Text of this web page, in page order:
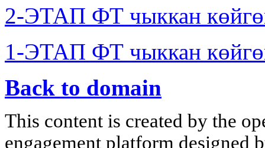
2-ЭТАП ФТ чыккан
1-ЭТАП ФТ чыккан
Back to domain
This content is created by the
engagement platform designed